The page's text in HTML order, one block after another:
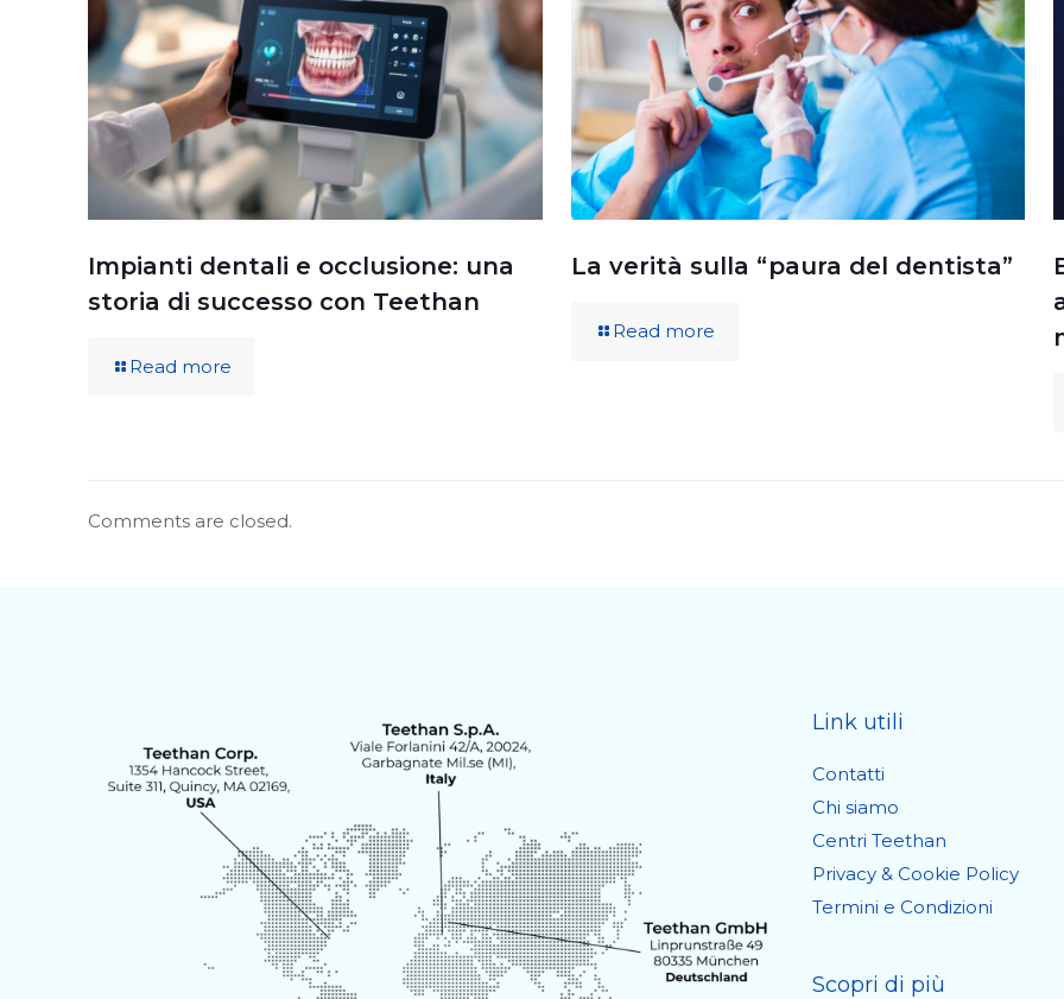
Impianti dentali e occlusione: una
storia di successo con Teethan
Read more
La verità sulla “paura del dentista”
Read more
Comments are closed.
Link utili
Contatti
Chi siamo
Centri Teethan
Privacy & Cookie Policy
Termini e Condizioni
Scopri di più